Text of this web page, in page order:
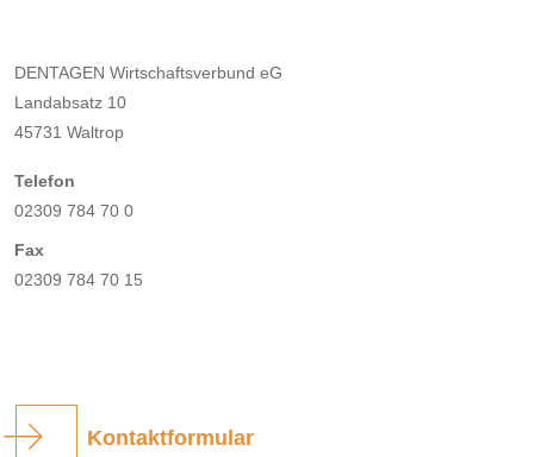
DENTAGEN Wirtschaftsverbund eG
Landabsatz 10
45731 Waltrop
Telefon
02309 784 70 0
Fax
02309 784 70 15
Kontaktformular